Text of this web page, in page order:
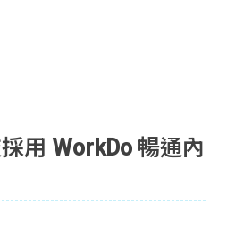
用 WorkDo 暢通內